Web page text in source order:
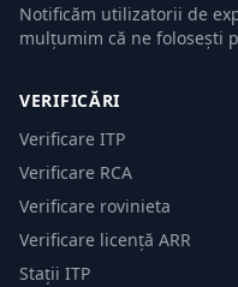
Notificăm utilizatorii de
mulțumim că ne folosești
VERIFICĂRI
Verificare ITP
Verificare RCA
Verificare rovinieta
Verificare licență ARR
Stații ITP